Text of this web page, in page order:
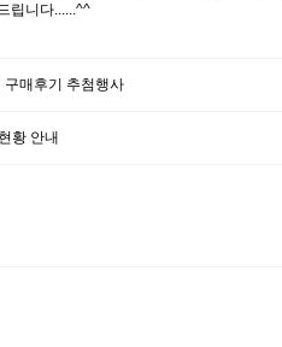
립니다......^^
매후기 추첨행사
황 안내